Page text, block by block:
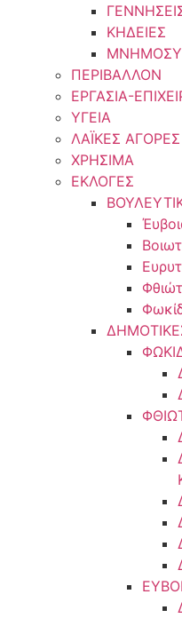
ΚΗΔΕΙΕΣ
ΠΕΡΙΒΑΛΛΟΝ
ΕΡΓΑΣΙΑ-
ΥΓΕΙΑ
ΛΑΪΚΕΣ ΑΓΟΡΕΣ
ΧΡΗΣΙΜΑ
ΕΚΛΟΓΕΣ